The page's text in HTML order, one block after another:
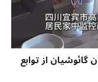
شهرستان گائوشیان از توابع